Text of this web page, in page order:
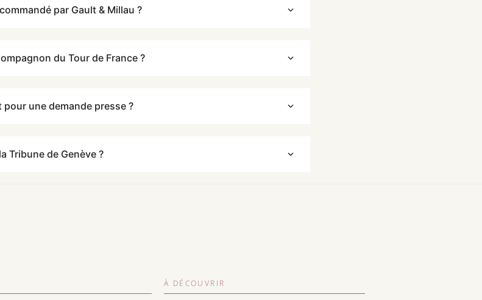
par Gault & Millau ?
du Tour de France ?
une demande presse ?
Tribune de Genève ?
À DÉCOUVRIR